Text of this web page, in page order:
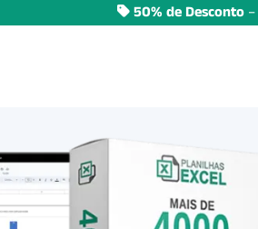
50% de Desconto